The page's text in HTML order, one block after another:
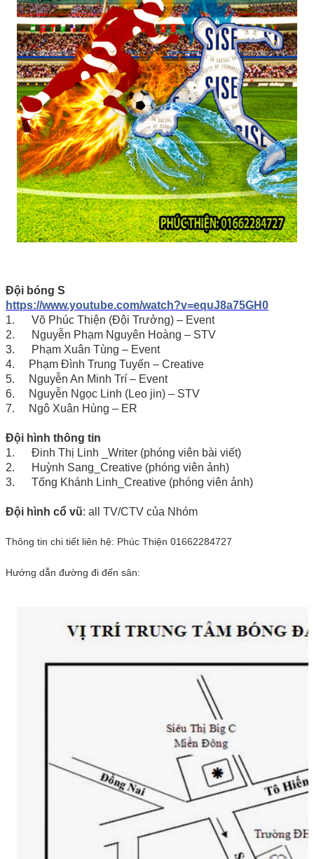
Đội bóng S
https://www.youtube.com/watch?v=equJ8a75GH0
1. Võ Phúc Thiện (Đội Trưởng) – Event
2. Nguyễn Phạm Nguyên Hoàng – STV
3. Phạm Xuân Tùng – Event
4. Phạm Đình Trung Tuyến – Creative
5. Nguyễn An Minh Trí – Event
6. Nguyễn Ngọc Linh (Leo jin) – STV
7. Ngô Xuân Hùng – ER
Đội hình thông tin
1. Đinh Thị Linh _Writer (phóng viên bài viết)
2. Huỳnh Sang_Creative (phóng viên ảnh)
3. Tống Khánh Linh_Creative (phóng viên ảnh)
Đội hình cổ vũ: all TV/CTV của Nhóm
Thông tin chi tiết liên hệ: Phúc Thiện 01662284727
Hướng dẫn đường đi đến sân: